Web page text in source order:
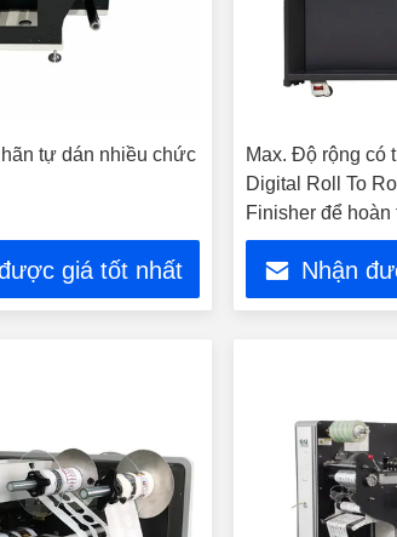
tự dán nhiều chức
giá tốt nhất
Max. Độ rộng có
Digital Roll To
Finisher để hoàn
Nhận